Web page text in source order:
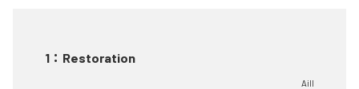
1 ： Restoration
Aill